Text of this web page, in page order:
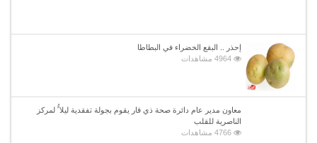
إحذر .. البقع الخضراء في البطاطا
4964 مشاهدات
معاون مدير عام دائرة صحة ذي قار يقوم بجولة تفقدية ليلا ًُ لمركز
الناصرية للقلب
4766 مشاهدات